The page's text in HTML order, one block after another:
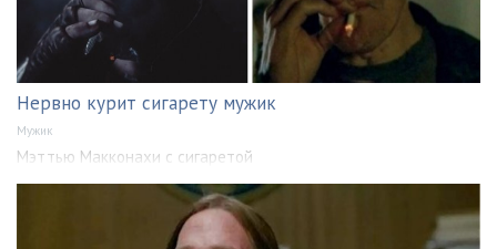
Нервно курит сигарету мужик
Мужик
Мэттью Макконахи с сигаретой